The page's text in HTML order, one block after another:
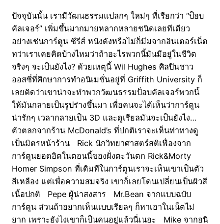
ปัจจุบันนั้น เรามีวัฒนธรรมแปลกๆ ใหม่ๆ ที่เรียกว่า “ป็อบ
คัลเจอร์” เพิ่มขึ้นมากมายหลากหลายชนิดเลยทีเดียว
อย่างเช่นการ์ตูน ซีรีส์ หนังดังหรือไม่ก็มีมจากอินเตอร์เน็ต
ทว่าเราเคยคิดบ้างไหมว่าถ้าอะไรพวกนี้มันมีอยู่ในชีวิต
จริงๆ จะเป็นยังไง? ด้วยเหตุนี้ Wil Hughes ศิลปินชาว
ออสซี่ที่ศึกษาการทำอนิเมชั่นอยู่ที่ Griffith University ก็
เลยคิดว่าเขาน่าจะทำพวกวัฒนธรรมป็อบคัลเจอร์พวกนี้
ให้มันกลายเป็นรูปร่างขึ้นมา เพื่อคนจะได้เห็นว่าการ์ตูน
น่ารักๆ เวลากลายเป็น 3D และดูเรียลมันจะเป็นยังไง…
ตัวตลกจากร้าน McDonald’s ที่ปกติเราจะเห็นท่าทางดู
เป็นมิตรหน้าร้าน Rick นักวิทยาศาสตร์สติเฟื่องจาก
การ์ตูนยอดฮิตในตอนนี้ของฝั่งตะวันตก Rick&Morty
Homer Simpson ที่เดิมทีในการ์ตูนเราจะเห็นเขาเป็นตัว
สีเหลือง แต่เพื่อความสมจริง เขาก็เลยโดนเปลี่ยนเป็นผิวสี
เนื้อปกติ Pepe ผู้น่าสงสาร Mr.Bean จากแบบฉบับ
การ์ตูน ส่วนถ้าอยากเห็นแบบเรียลๆ ก็หาเอาในเน็ตไม่
ยาก เพราะยังไงเขาก็เป็นคนอยู่แล้วนี่เนอะ Mike จากอนิ